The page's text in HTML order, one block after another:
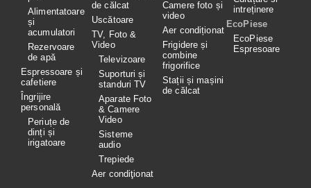
Alimentatoare
și
acumulatori
Rezervoare
de apă
Espressoare și
cafetiere
Îngrijire
personală
Periuțe de
dinți și
irigatoare
de călcat
Uscătoare
TV, Foto &
Video
Televizoare
Suporturi și
standuri TV
Aparate Foto
& Camere
Video
Sisteme
audio
Trepiede
Aer condiţionat
Camere foto și
video
Aer condiționat
Frigidere și
combine
frigorifice
Stații și mașini
de călcat
intreținere
EcoPiese
EcoPiese
Espresoare